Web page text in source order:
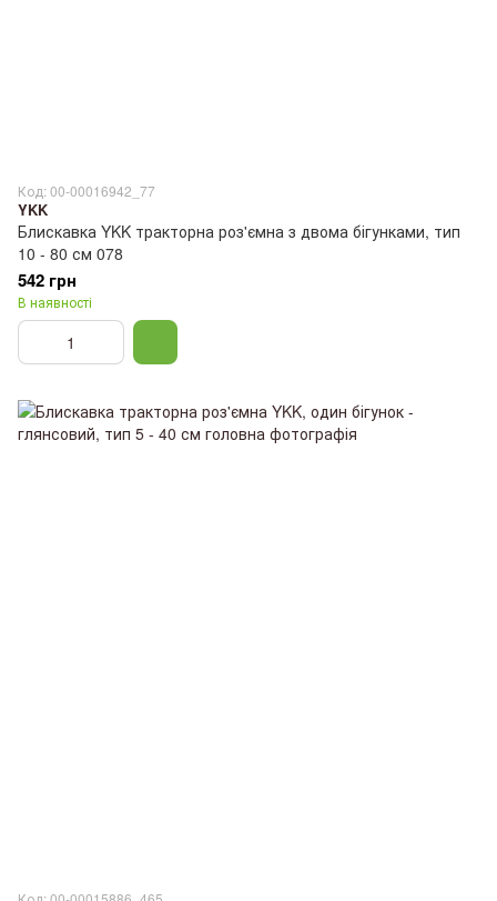
Код: 00-00016942_77
YKK
Блискавка YKK тракторна роз'ємна з двома бігунками, тип
10 - 80 см 078
542 грн
В наявності